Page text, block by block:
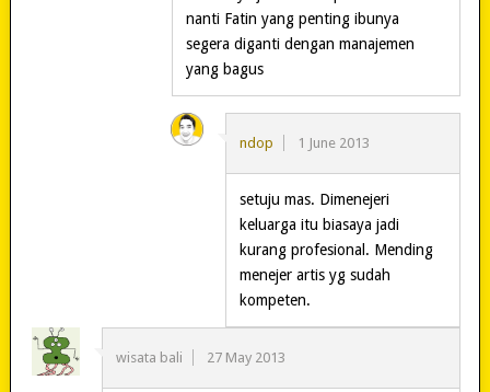
nanti Fatin yang penting ibunya
segera diganti dengan manajemen
yang bagus
ndop 1 June 2013
setuju mas. Dimenejeri
keluarga itu biasaya jadi
kurang profesional. Mending
menejer artis yg sudah
kompeten.
wisata bali 27 May 2013